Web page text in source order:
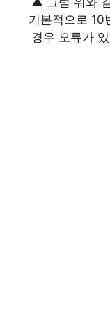
기본적으로 10
경우 오류가